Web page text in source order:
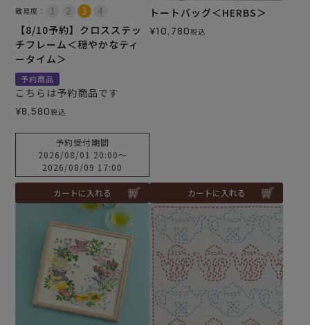
難易度：
【8/10予約】クロスステッ
チフレーム＜穏やかなティ
ータイム＞
予約商品
こちらは予約商品です
¥8,580税込
予約受付期間
2026/08/01 20:00〜
2026/08/09 17:00
カートに入れる
トートバッグ＜HERBS＞
¥10,780税込
カートに入れる